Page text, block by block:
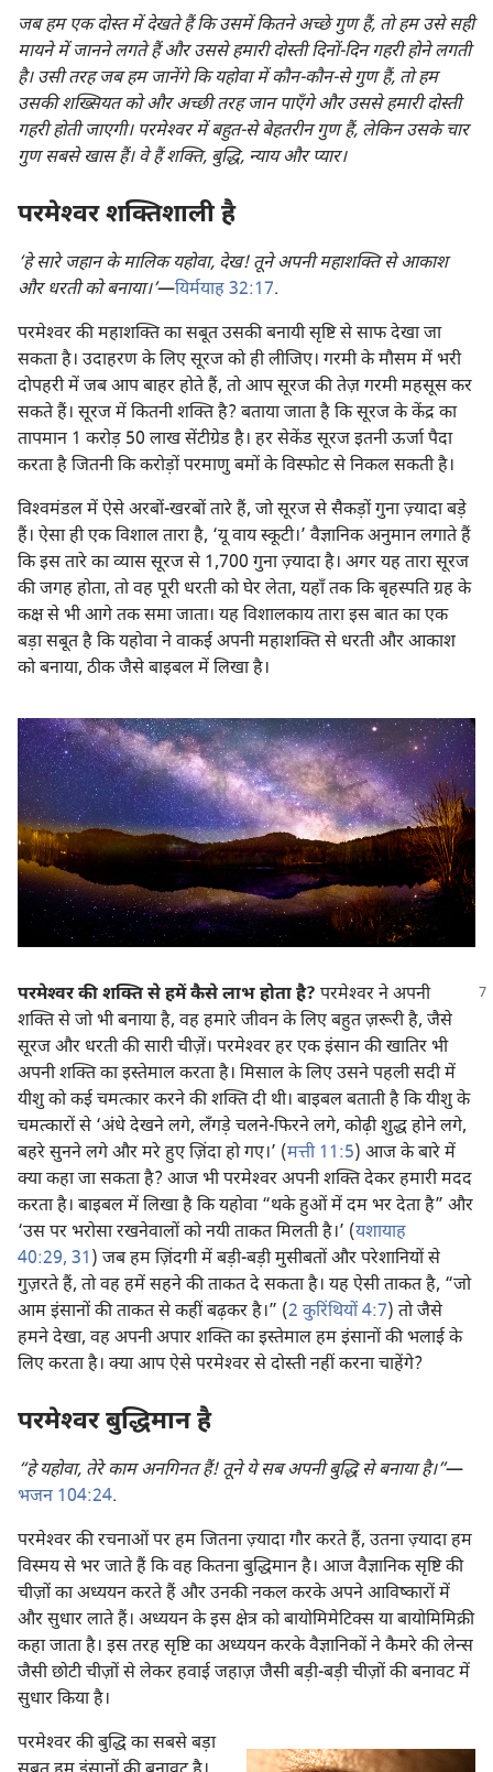
जब हम एक दोस्त में देखते हैं कि उसमें कितने अच्छे गुण हैं, तो हम उसे सही
मायने में जानने लगते हैं और उससे हमारी दोस्ती दिनों-दिन गहरी होने लगती
है। उसी तरह जब हम जानेंगे कि यहोवा में कौन-कौन-से गुण हैं, तो हम
उसकी शख्सियत को और अच्छी तरह जान पाएँगे और उससे हमारी दोस्ती
गहरी होती जाएगी। परमेश्‍वर में बहुत-से बेहतरीन गुण हैं, लेकिन उसके चार
गुण सबसे खास हैं। वे हैं शक्‍ति, बुद्धि, न्याय और प्यार।
परमेश्‍वर शक्‍तिशाली है
‘हे सारे जहान के मालिक यहोवा, देख! तूने अपनी महाशक्‍ति से आकाश
और धरती को बनाया।’​—यिर्मयाह 32:17.
परमेश्‍वर की महाशक्‍ति का सबूत उसकी बनायी सृष्टि से साफ देखा जा
सकता है। उदाहरण के लिए सूरज को ही लीजिए। गरमी के मौसम में भरी
दोपहरी में जब आप बाहर होते हैं, तो आप सूरज की तेज़ गरमी महसूस कर
सकते हैं। सूरज में कितनी शक्‍ति है? बताया जाता है कि सूरज के केंद्र का
तापमान 1 करोड़ 50 लाख सेंटीग्रेड है। हर सेकेंड सूरज इतनी ऊर्जा पैदा
करता है जितनी कि करोड़ों परमाणु बमों के विस्फोट से निकल सकती है।
विश्‍वमंडल में ऐसे अरबों-खरबों तारे हैं, जो सूरज से सैकड़ों गुना ज़्यादा बड़े
हैं। ऐसा ही एक विशाल तारा है, ‘यू वाय स्कूटी।’ वैज्ञानिक अनुमान लगाते हैं
कि इस तारे का व्यास सूरज से 1,700 गुना ज़्यादा है। अगर यह तारा सूरज
की जगह होता, तो वह पूरी धरती को घेर लेता, यहाँ तक कि बृहस्पति ग्रह के
कक्ष से भी आगे तक समा जाता। यह विशालकाय तारा इस बात का एक
बड़ा सबूत है कि यहोवा ने वाकई अपनी महाशक्‍ति से धरती और आकाश
को बनाया, ठीक जैसे बाइबल में लिखा है।
परमेश्‍वर की शक्‍ति से हमें कैसे लाभ होता है? परमेश्‍वर ने अपनी
शक्‍ति से जो भी बनाया है, वह हमारे जीवन के लिए बहुत ज़रूरी है, जैसे
सूरज और धरती की सारी चीज़ें। परमेश्‍वर हर एक इंसान की खातिर भी
अपनी शक्‍ति का इस्तेमाल करता है। मिसाल के लिए उसने पहली सदी में
यीशु को कई चमत्कार करने की शक्‍ति दी थी। बाइबल बताती है कि यीशु के
चमत्कारों से ‘अंधे देखने लगे, लँगड़े चलने-फिरने लगे, कोढ़ी शुद्ध होने लगे,
बहरे सुनने लगे और मरे हुए ज़िंदा हो गए।’ (मत्ती 11:5) आज के बारे में
क्या कहा जा सकता है? आज भी परमेश्‍वर अपनी शक्‍ति देकर हमारी मदद
करता है। बाइबल में लिखा है कि यहोवा “थके हुओं में दम भर देता है” और
‘उस पर भरोसा रखनेवालों को नयी ताकत मिलती है।’ (यशायाह
40:29, 31) जब हम ज़िंदगी में बड़ी-बड़ी मुसीबतों और परेशानियों से
गुज़रते हैं, तो वह हमें सहने की ताकत दे सकता है। यह ऐसी ताकत है, “जो
आम इंसानों की ताकत से कहीं बढ़कर है।” (2 कुरिंथियों 4:7) तो जैसे
हमने देखा, वह अपनी अपार शक्‍ति का इस्तेमाल हम इंसानों की भलाई के
लिए करता है। क्या आप ऐसे परमेश्‍वर से दोस्ती नहीं करना चाहेंगे?
परमेश्‍वर बुद्धिमान है
“हे यहोवा, तेरे काम अनगिनत हैं! तूने ये सब अपनी बुद्धि से बनाया है।”​—
भजन 104:24.
परमेश्‍वर की रचनाओं पर हम जितना ज़्यादा गौर करते हैं, उतना ज़्यादा हम
विस्मय से भर जाते हैं कि वह कितना बुद्धिमान है। आज वैज्ञानिक सृष्टि की
चीज़ों का अध्ययन करते हैं और उनकी नकल करके अपने आविष्कारों में
और सुधार लाते हैं। अध्ययन के इस क्षेत्र को बायोमिमेटिक्स या बायोमिमिक्री
कहा जाता है। इस तरह सृष्टि का अध्ययन करके वैज्ञानिकों ने कैमरे की लेन्स
जैसी छोटी चीज़ों से लेकर हवाई जहाज़ जैसी बड़ी-बड़ी चीज़ों की बनावट में
सुधार किया है।
परमेश्‍वर की बुद्धि का सबसे बड़ा